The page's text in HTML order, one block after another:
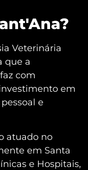
Veterinária
que a
com
em
e
atuado no
em Santa
e Hospitais,